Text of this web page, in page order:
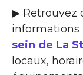
▶ Retrouvez
informations
sein de La
locaux,